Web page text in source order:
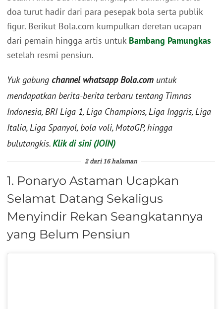
doa turut hadir dari para pesepak bola serta publik
figur. Berikut Bola.com kumpulkan deretan ucapan
dari pemain hingga artis untuk Bambang Pamungkas
setelah resmi pensiun.
Yuk gabung channel whatsapp Bola.com untuk
mendapatkan berita-berita terbaru tentang Timnas
Indonesia, BRI Liga 1, Liga Champions, Liga Inggris, Liga
Italia, Liga Spanyol, bola voli, MotoGP, hingga
bulutangkis.Klik di sini (JOIN)
2 dari 16 halaman
1. Ponaryo Astaman Ucapkan
Selamat Datang Sekaligus
Menyindir Rekan Seangkatannya
yang Belum Pensiun